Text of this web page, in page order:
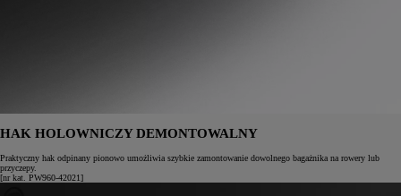
HAK HOLOWNICZY DEMONTOWALNY
Praktyczny hak odpinany pionowo umożliwia szybkie zamontowanie dowolnego bagażnika na rowery lub
przyczepy.
[nr kat. PW960-42021]